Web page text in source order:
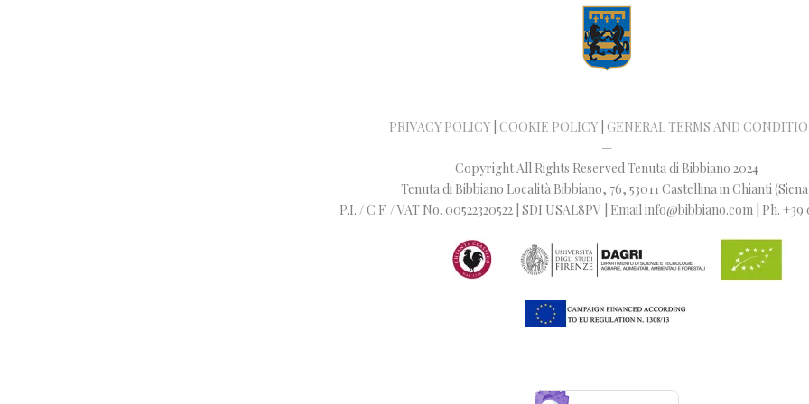
PRIVACY POLICY| COOKIE POLICY| GENERAL TERMS AND
—
Copyright All Rights Reserved Tenuta di Bibbiano 2024
Tenuta di Bibbiano Località Bibbiano, 76, 53011 Castellina in Chianti
P.I. / C.F. / VAT No. 00522320522 | SDI USAL8PV | Email info@bibbiano.com | Ph. +39